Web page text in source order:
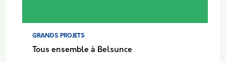
GRANDS PROJETS
Tous ensemble à Belsunce